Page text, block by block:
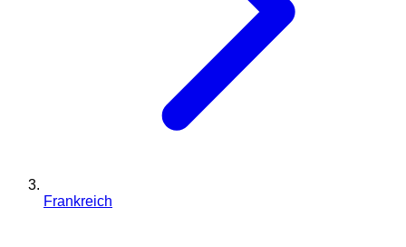
Frankreich